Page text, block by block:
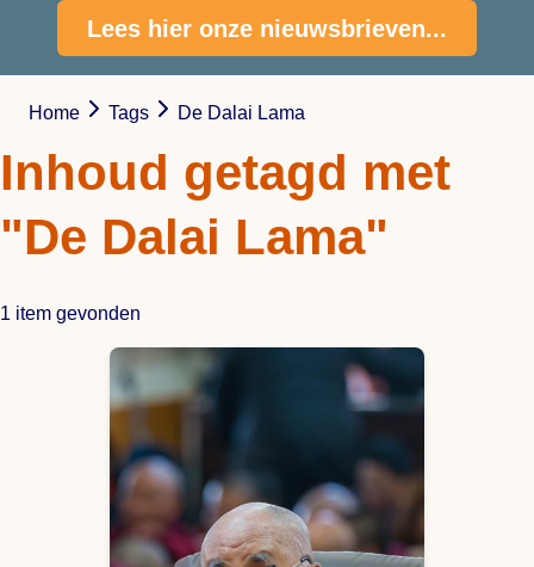
Lees hier onze nieuwsbrieven...
Home Tags De Dalai Lama
Inhoud getagd met
"De Dalai Lama"
1 item gevonden